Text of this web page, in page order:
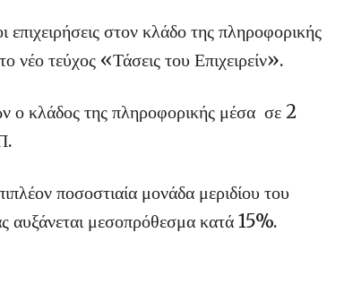
στον κλάδο της πληροφορικής
νέο τεύχος «Τάσεις του Επιχειρείν».
ο κλάδος της πληροφορικής μέσα σε 2
ποσοστιαία μονάδα μεριδίου του
μεσοπρόθεσμα κατά 15%.